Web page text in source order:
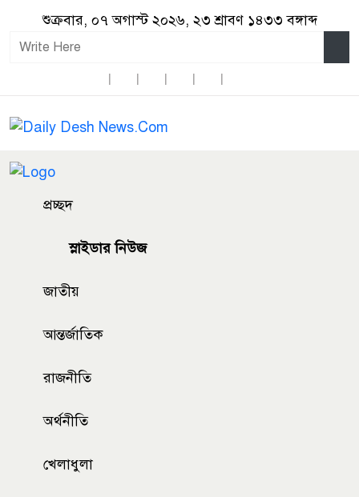
শুক্রবার, ০৭ অগাস্ট ২০২৬, ২৩ শ্রাবণ ১৪৩৩ বঙ্গাব্দ
প্রচ্ছদ
স্লাইডার নিউজ
জাতীয়
আন্তর্জাতিক
রাজনীতি
অর্থনীতি
খেলাধুলা